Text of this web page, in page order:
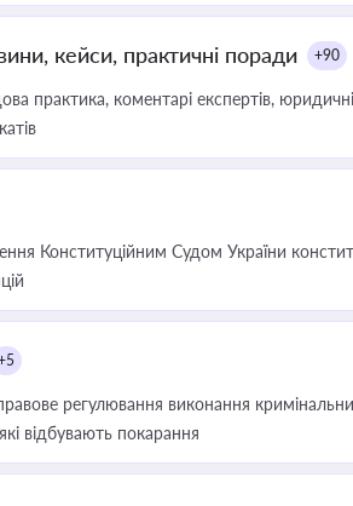
кейси, практичні поради +90
практика, коментарі експертів,
Конституційним Судом України
регулювання виконання
відбувають покарання